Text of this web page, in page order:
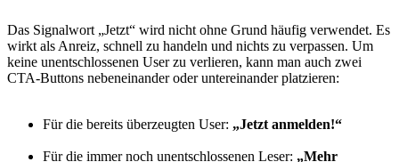
Das Signalwort „Jetzt“ wird nicht ohne Grund häufig verwendet. Es
wirkt als Anreiz, schnell zu handeln und nichts zu verpassen. Um
keine unentschlossenen User zu verlieren, kann man auch zwei
CTA-Buttons nebeneinander oder untereinander platzieren:
Für die bereits überzeugten User: „Jetzt anmelden!“
Für die immer noch unentschlossenen Leser: „Mehr